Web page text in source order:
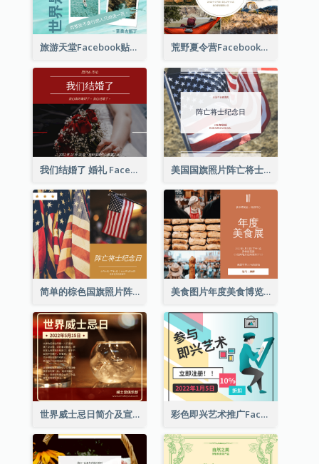
旅游天堂Facebook贴子 荒野夏令营Facebook帖子
我们结婚了 婚礼 Facebook 帖子 美国国旗照片阵亡将士纪念日庆祝活动Facebook帖子
简单的棕色国旗照片阵亡将士纪念日Facebook帖子 美食图片年度美食博览会邀请函Facebook帖子
世界威士忌日简介及宣传用Facebook帖子 彩色即兴艺术推广Facebook帖子